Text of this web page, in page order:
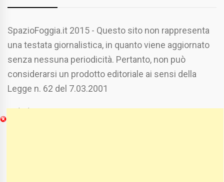
SpazioFoggia.it 2015 - Questo sito non rappresenta
una testata giornalistica, in quanto viene aggiornato
senza nessuna periodicità. Pertanto, non può
considerarsi un prodotto editoriale ai sensi della
Legge n. 62 del 7.03.2001
Chi Siamo